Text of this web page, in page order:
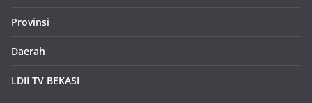
Provinsi
Daerah
LDII TV BEKASI